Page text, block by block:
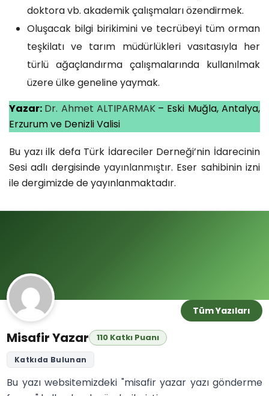
doktora vb. akademik çalışmaları özendirmek.
Oluşacak bilgi birikimini ve tecrübeyi tüm orman
teşkilatı ve tarım müdürlükleri vasıtasıyla her
türlü ağaçlandırma çalışmalarında kullanılmak
üzere ülke geneline yaymak.
Yazar: Dr. Ahmet ALTIPARMAK – Eski Muğla, Antalya,
Erzurum ve Denizli Valisi
Bu yazı ilk defa Türk İdareciler Derneği’nin İdarecinin
Sesi adlı dergisinde yayınlanmıştır. Eser sahibinin izni
ile dergimizde de yayınlanmaktadır.
Tüm Yazıları
Misafir Yazar 110 Katkı Puanı
Katkıda Bulunan
Bu yazı websitemizdeki "misafir yazar yazı gönderme